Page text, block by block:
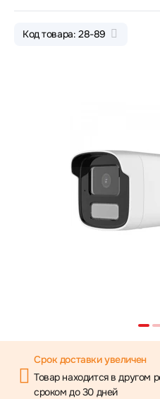
Код товара: 28-89
Срок доставки увеличен
Товар находится в другом
сроком до 30 дней